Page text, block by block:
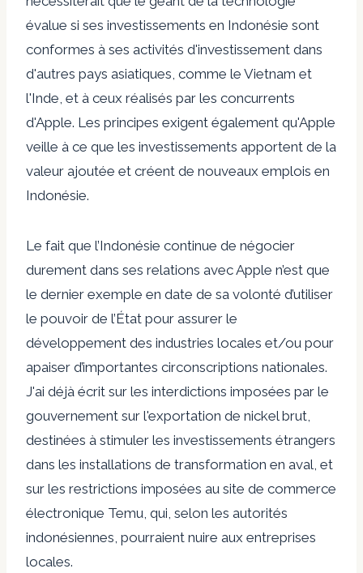
évalue si ses investissements en Indonésie sont
conformes à ses activités d'investissement dans
d'autres pays asiatiques, comme le Vietnam et
l'Inde, et à ceux réalisés par les concurrents
d'Apple. Les principes exigent également qu'Apple
veille à ce que les investissements apportent de la
valeur ajoutée et créent de nouveaux emplois en
Indonésie.
Le fait que l’Indonésie continue de négocier
durement dans ses relations avec Apple n’est que
le dernier exemple en date de sa volonté d’utiliser
le pouvoir de l’État pour assurer le
développement des industries locales et/ou pour
apaiser d’importantes circonscriptions nationales.
J'ai déjà écrit sur les interdictions imposées par le
gouvernement sur l'exportation de nickel brut,
destinées à stimuler les investissements étrangers
dans les installations de transformation en aval, et
sur les restrictions imposées au site de commerce
électronique Temu, qui, selon les autorités
indonésiennes, pourraient nuire aux entreprises
locales.